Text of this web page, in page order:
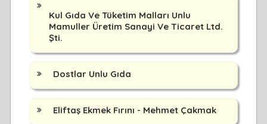
Kul Gıda Ve Tüketim Malları Unlu
Mamuller Üretim Sanayi Ve Ticaret Ltd.
Şti.
Dostlar Unlu Gıda
Eliftaş Ekmek Fırını - Mehmet Çakmak